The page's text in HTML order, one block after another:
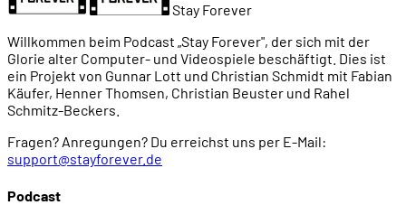
Stay Forever
Willkommen beim Podcast „Stay Forever", der sich mit der
Glorie alter Computer- und Videospiele beschäftigt. Dies ist
ein Projekt von Gunnar Lott und Christian Schmidt mit Fabian
Käufer, Henner Thomsen, Christian Beuster und Rahel
Schmitz-Beckers.
Fragen? Anregungen? Du erreichst uns per E-Mail:
support@stayforever.de
Podcast